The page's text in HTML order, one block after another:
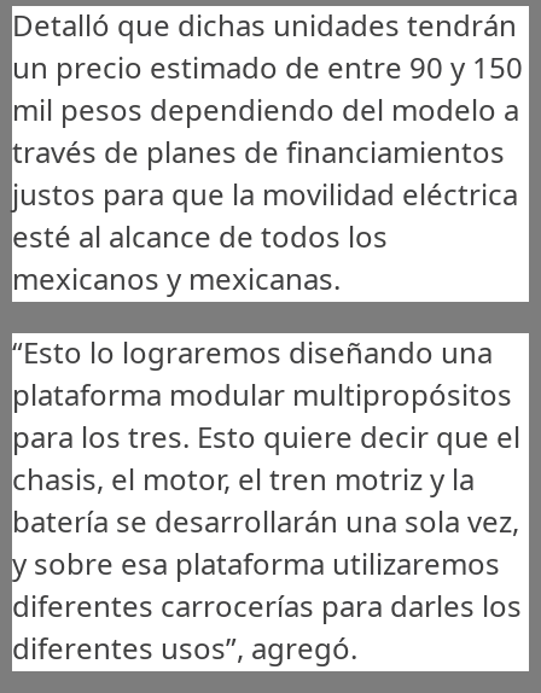
Detalló que dichas unidades tendrán
un precio estimado de entre 90 y 150
mil pesos dependiendo del modelo a
través de planes de financiamientos
justos para que la movilidad eléctrica
esté al alcance de todos los
mexicanos y mexicanas.
“Esto lo lograremos diseñando una
plataforma modular multipropósitos
para los tres. Esto quiere decir que el
chasis, el motor, el tren motriz y la
batería se desarrollarán una sola vez,
y sobre esa plataforma utilizaremos
diferentes carrocerías para darles los
diferentes usos”, agregó.